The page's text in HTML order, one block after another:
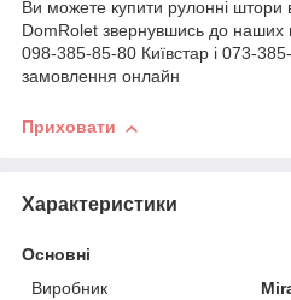
Ви можете купити рулонні штори
DomRolet звернувшись до
098-385-85-80 Київстар і 073-
замовлення онлайн
Приховати
Характеристики
Основні
Виробник